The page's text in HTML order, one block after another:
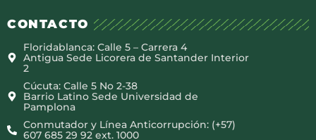
CONTACTO
Floridablanca: Calle 5 – Carrera 4
Antigua Sede Licorera de Santander Interior
2
Cúcuta: Calle 5 No 2-38
Barrio Latino Sede Universidad de
Pamplona
Conmutador y Línea Anticorrupción: (+57)
607 685 29 92 ext. 1000